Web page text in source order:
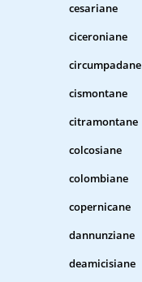
cesariane
ciceroniane
circumpadane
cismontane
citramontane
colcosiane
colombiane
copernicane
dannunziane
deamicisiane